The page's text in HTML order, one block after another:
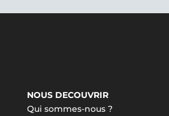
NOUS DECOUVRIR
Qui sommes-nous ?